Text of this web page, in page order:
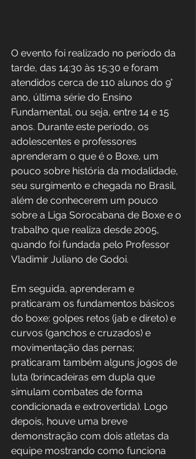
O evento foi realizado no período da
tarde, das 14:30 às 15:30 e foram
atendidos cerca de 110 alunos do 9°
ano, última série do Ensino
Fundamental, ou seja, entre 14 e 15
anos. Durante este período, os
adolescentes e professores
aprenderam o que é o Boxe, um
pouco sobre história da modalidade,
seu surgimento e chegada no Brasil,
além de conhecerem um pouco
sobre a Liga Sorocabana de Boxe e o
trabalho que realiza desde 2005,
quando foi fundada pelo Professor
Vladimir Juliano de Godoi.
Em seguida, aprenderam e
praticaram os fundamentos básicos
do boxe: golpes retos (jab e direto) e
curvos (ganchos e cruzados) e
movimentação das pernas;
praticaram também alguns jogos de
luta (brincadeiras em dupla que
simulam combates de forma
condicionada e extrovertida). Logo
depois, houve uma breve
demonstração com dois atletas da
equipe mostrando como funciona